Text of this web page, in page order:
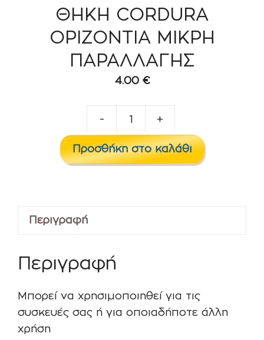
ΘΗΚΗ CORDURA
ΟΡΙΖΟΝΤΙΑ ΜΙΚΡΗ
ΠΑΡΑΛΛΑΓΗΣ
4.00 €
-
CORDURA
ΟΡΙΖΟΝΤΙΑ
+
Προσθήκη στο καλάθι
Περιγραφή
Περιγραφή
Μπορεί να χρησιμοποιηθεί για τις
συσκευές σας ή για οποιαδήποτε άλλη
χρήση